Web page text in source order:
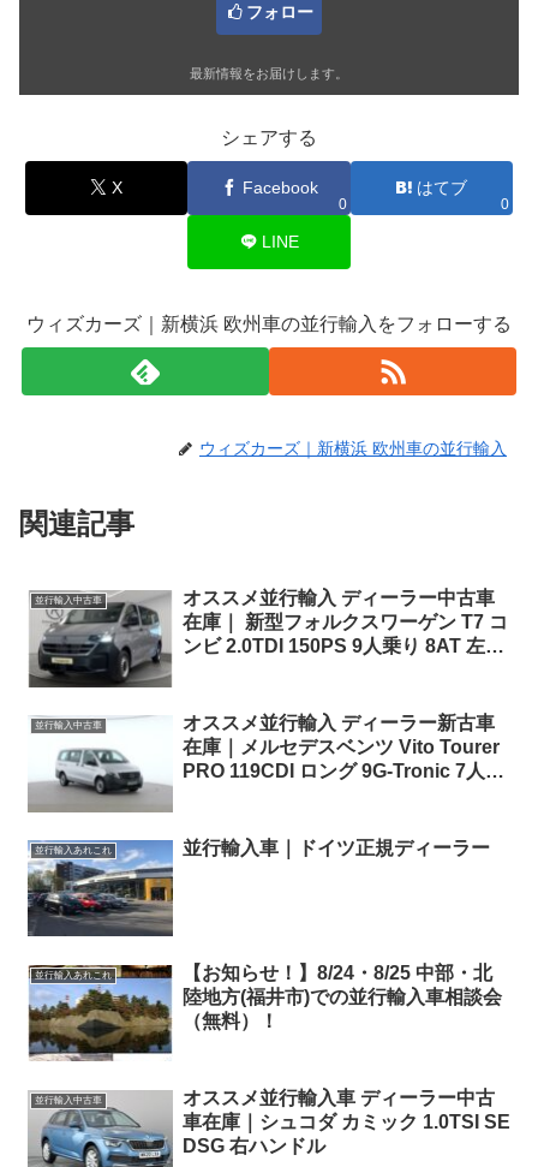
フォロー
最新情報をお届けします。
シェアする
X Facebook
0
はてブ
0
LINE
ウィズカーズ｜新横浜 欧州車の並行輸入をフォローする
ウィズカーズ｜新横浜 欧州車の並行輸入
関連記事
並行輸入中古車
オススメ並行輸入 ディーラー中古車
在庫｜ 新型フォルクスワーゲン T7 コ
ンビ 2.0TDI 150PS 9人乗り 8AT 左ハ
並行輸入中古車
オススメ並行輸入 ディーラー新古車
在庫｜メルセデスベンツ Vito Tourer
PRO 119CDI ロング 9G-Tronic 7人乗
並行輸入あれこれ 並行輸入車｜ドイツ正規ディーラー
並行輸入あれこれ
【お知らせ！】8/24・8/25 中部・北
陸地方(福井市)での並行輸入車相談会
（無料）！
並行輸入中古車
オススメ並行輸入車 ディーラー中古
車在庫｜シュコダ カミック 1.0TSI SE
DSG 右ハンドル